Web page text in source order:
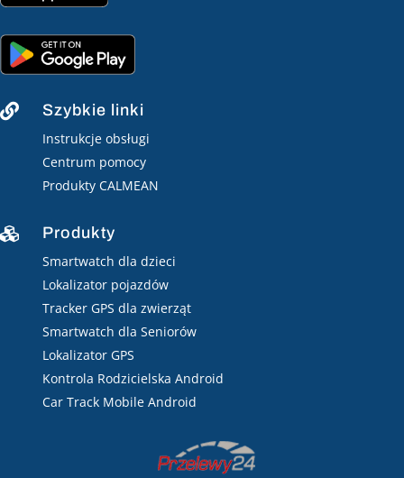
 Szybkie linki
Instrukcje obsługi
Centrum pomocy
Produkty CALMEAN
 Produkty
Smartwatch dla dzieci
Lokalizator pojazdów
Tracker GPS dla zwierząt
Smartwatch dla Seniorów
Lokalizator GPS
Kontrola Rodzicielska Android
Car Track Mobile Android